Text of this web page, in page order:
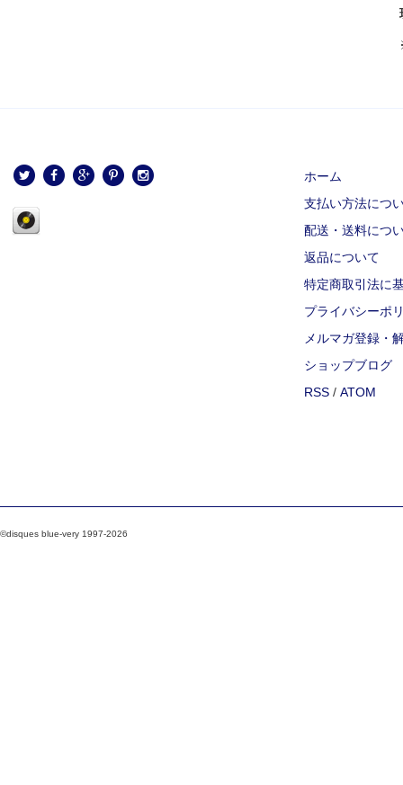
ホーム
支払い方法につ
配送・送料につ
返品について
特定商取引法に
プライバシーポ
メルマガ登録・
ショップブログ
RSS / ATOM
©disques blue-very 1997-2026